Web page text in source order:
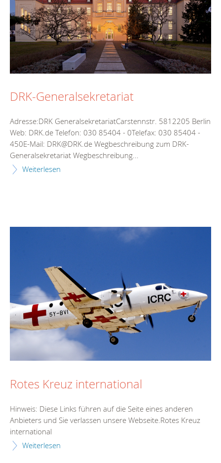
DRK-Generalsekretariat
Adresse:DRK GeneralsekretariatCarstennstr. 5812205 Berlin
Web: DRK.de Telefon: 030 85404 - 0Telefax: 030 85404 -
450E-Mail: DRK@DRK.de Wegbeschreibung zum DRK-
Generalsekretariat Wegbeschreibung...
Weiterlesen
Rotes Kreuz international
Hinweis: Diese Links führen auf die Seite eines anderen
Anbieters und Sie verlassen unsere Webseite.Rotes Kreuz
international
Weiterlesen